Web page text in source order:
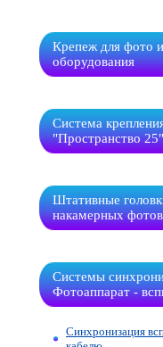
Крепеж для фото
оборудования
Система
"Пространство 25"
Штативные
накамерных
Системы
Фотоаппарат -
Синхронизация